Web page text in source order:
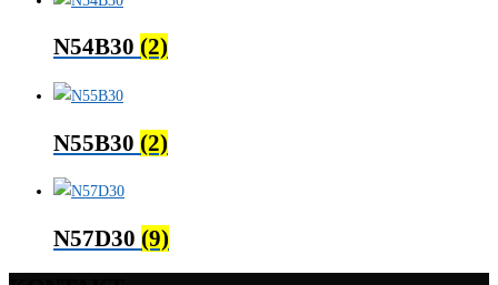
N54B30 (2)
N55B30 (2)
N57D30 (9)